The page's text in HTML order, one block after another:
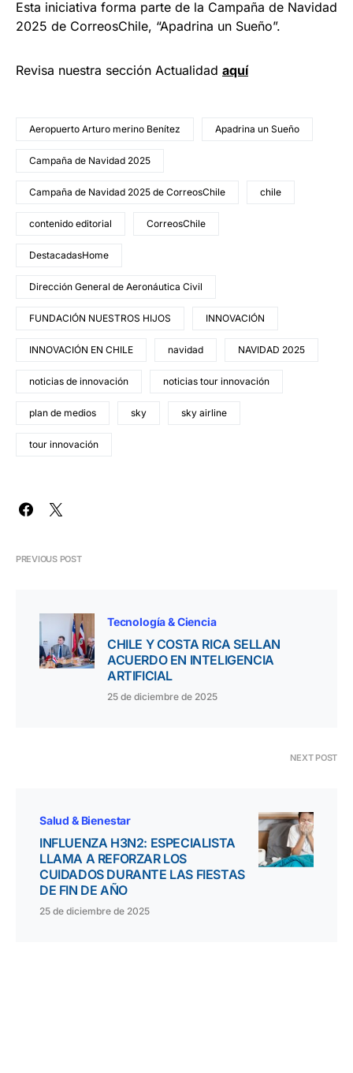
Esta iniciativa forma parte de la Campaña de Navidad
2025 de CorreosChile, “Apadrina un Sueño”.
Revisa nuestra sección Actualidad aquí
Aeropuerto Arturo merino Benítez Apadrina un Sueño
Campaña de Navidad 2025
Campaña de Navidad 2025 de CorreosChile chile
contenido editorial CorreosChile
DestacadasHome
Dirección General de Aeronáutica Civil
FUNDACIÓN NUESTROS HIJOS INNOVACIÓN
INNOVACIÓN EN CHILE navidad NAVIDAD 2025
noticias de innovación noticias tour innovación
plan de medios sky sky airline
tour innovación
PREVIOUS POST
Tecnología & Ciencia
CHILE Y COSTA RICA SELLAN
ACUERDO EN INTELIGENCIA
ARTIFICIAL
25 de diciembre de 2025
NEXT POST
Salud & Bienestar
INFLUENZA H3N2: ESPECIALISTA
LLAMA A REFORZAR LOS
CUIDADOS DURANTE LAS FIESTAS
DE FIN DE AÑO
25 de diciembre de 2025